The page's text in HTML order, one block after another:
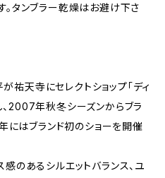
。タンブラー乾燥はお避け下さ
天寺にセレクトショップ「ディ
、2007年秋冬シーズンからブラ
にはブランド初のショーを開催
のあるシルエットバランス、ユ